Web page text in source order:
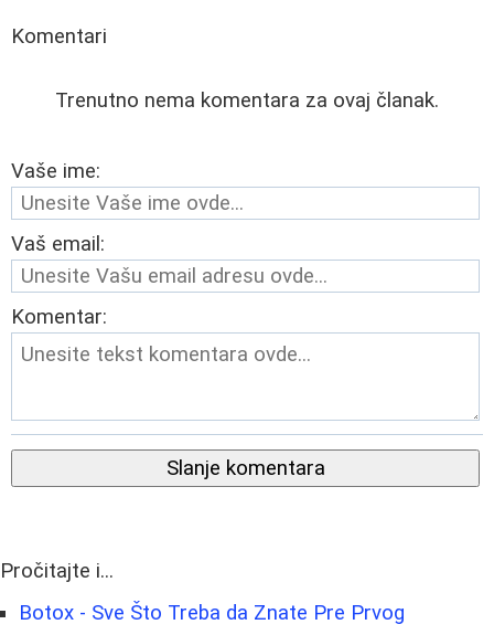
Komentari
Trenutno nema komentara za ovaj članak.
Vaše ime:
Vaš email:
Komentar:
Slanje komentara
Pročitajte i...
Botox - Sve Što Treba da Znate Pre Prvog